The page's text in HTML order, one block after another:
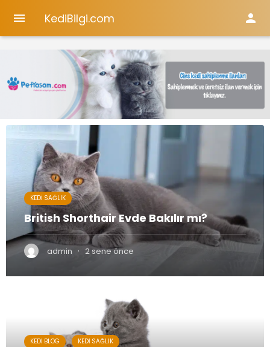
 KediBilgi.com 
KEDI SAĞLIK
British Shorthair Evde Bakılır mı?
British Shorthair Evde Bakılır mı? Bu kedilerin aile
ortamına uygun olması ve özellikle apartman
dairelerindeki yaşama kolaylıkla adapte olabilmesi,
admin · 2 sene önce
KEDI BLOG KEDI SAĞLIK